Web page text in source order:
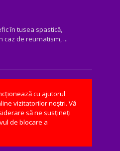
în tusea spastică,
caz de reumatism, ...
cu ajutorul
vizitatorilor noștri. Vă
să ne susțineți
de blocare a